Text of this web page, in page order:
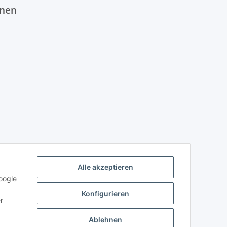
Alle akzeptieren
Konfigurieren
Ablehnen